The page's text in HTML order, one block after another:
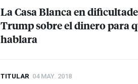
La Casa Blanca en
Trump sobre el dinero para
hablara
TITULAR 04 MAY. 2018